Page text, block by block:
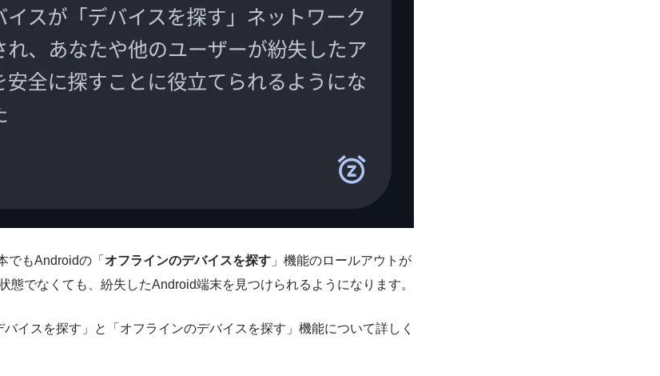
でもAndroidの「 オフラインのデバイスを探す 」機能のロールアウトが
態でなくても、紛失したAndroid端末を見つけられるようになります。
イスを探す」と「オフラインのデバイスを探す」機能について詳しく